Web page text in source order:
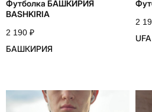
Футболка БАШКИРИЯ
BASHKIRIA
2 190 ₽
БАШКИРИЯ
2